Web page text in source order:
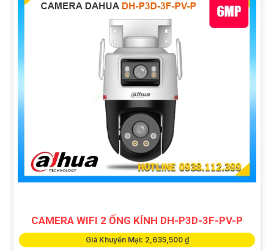
CAMERA WIFI 2 ỐNG KÍNH DH-P3D-3F-PV-P
Giá Khuyến Mại: 2,635,500 ₫